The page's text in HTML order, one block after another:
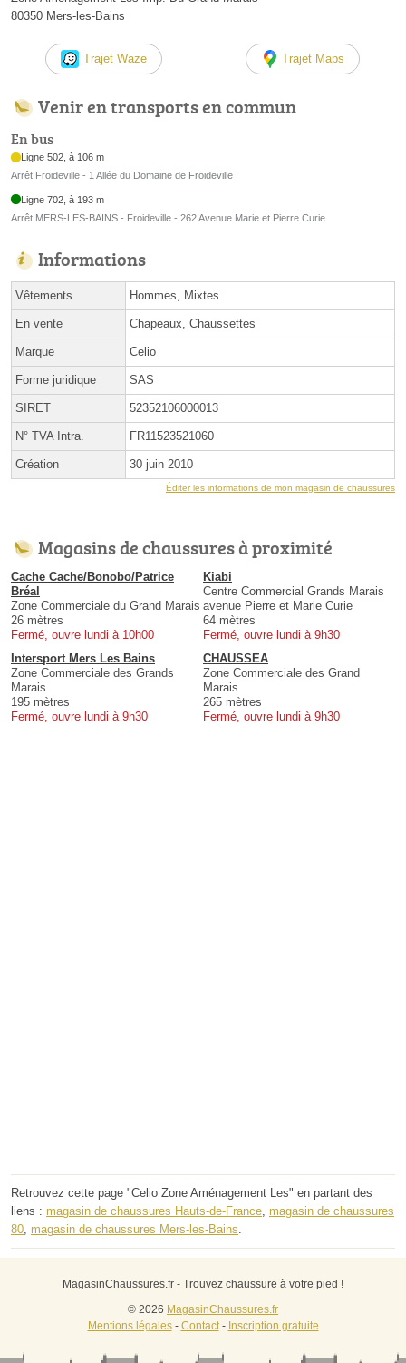
80350 Mers-les-Bains
Trajet Waze Trajet Maps
Venir en transports en commun
En bus
Ligne 502, à 106 m
Arrêt Froideville - 1 Allée du Domaine de Froideville
Ligne 702, à 193 m
Arrêt MERS-LES-BAINS - Froideville - 262 Avenue Marie et Pierre Curie
Informations
Vêtements Hommes, Mixtes
En vente Chapeaux, Chaussettes
Marque Celio
Forme juridique SAS
SIRET 52352106000013
N° TVA Intra. FR11523521060
Création 30 juin 2010
Éditer les informations de mon magasin de chaussures
Magasins de chaussures à proximité
Cache Cache/Bonobo/Patrice
Bréal
Zone Commerciale du Grand Marais
26 mètres
Fermé, ouvre lundi à 10h00
Kiabi
Centre Commercial Grands Marais
avenue Pierre et Marie Curie
64 mètres
Fermé, ouvre lundi à 9h30
Intersport Mers Les Bains
Zone Commerciale des Grands
Marais
195 mètres
Fermé, ouvre lundi à 9h30
CHAUSSEA
Zone Commerciale des Grand
Marais
265 mètres
Fermé, ouvre lundi à 9h30
Retrouvez cette page "Celio Zone Aménagement Les" en partant des
liens : magasin de chaussures Hauts-de-France magasin de chaussures
80 magasin de chaussures Mers-les-Bains
MagasinChaussures.fr - Trouvez chaussure à votre pied !
© 2026 MagasinChaussures.fr
Mentions légales- Contact- Inscription gratuite